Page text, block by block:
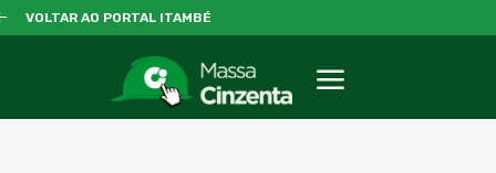
VOLTAR AO PORTAL ITAMBÉ